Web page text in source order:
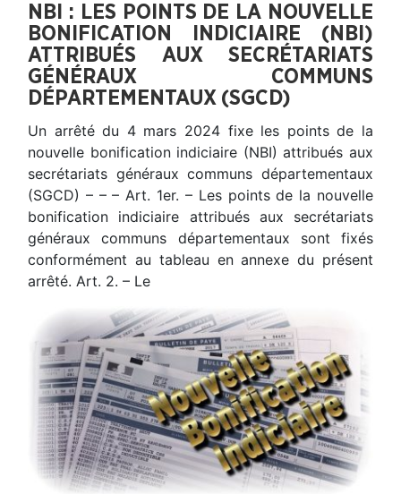
NBI : LES POINTS DE LA NOUVELLE
BONIFICATION INDICIAIRE (NBI)
ATTRIBUÉS AUX SECRÉTARIATS
GÉNÉRAUX COMMUNS
DÉPARTEMENTAUX (SGCD)
Un arrêté du 4 mars 2024 fixe les points de la
nouvelle bonification indiciaire (NBI) attribués aux
secrétariats généraux communs départementaux
(SGCD) – – – Art. 1er. – Les points de la nouvelle
bonification indiciaire attribués aux secrétariats
généraux communs départementaux sont fixés
conformément au tableau en annexe du présent
arrêté. Art. 2. – Le